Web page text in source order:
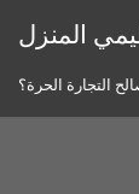
المنزل
التجارة الحرة؟